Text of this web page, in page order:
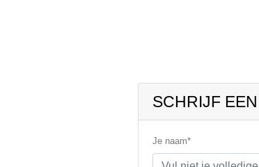
SCHRIJF
Je naam*